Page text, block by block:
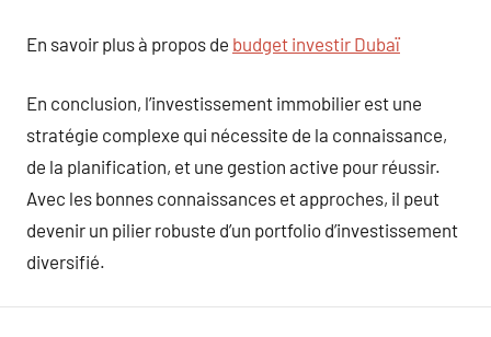
En savoir plus à propos de budget investir Dubaï
En conclusion, l’investissement immobilier est une
stratégie complexe qui nécessite de la connaissance,
de la planification, et une gestion active pour réussir.
Avec les bonnes connaissances et approches, il peut
devenir un pilier robuste d’un portfolio d’investissement
diversifié.